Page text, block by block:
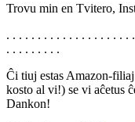
Trovu min en Tvitero,
. . . . . . . . . . . . . . . . . . . .
. . . . . . . . .
Ĉi tiuj estas Amazon-
kosto al vi!) se vi aĉetus
Dankon!